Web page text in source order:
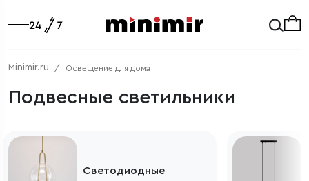
Minimir.ru Освещение для дома
Подвесные светильники
Светодиодные